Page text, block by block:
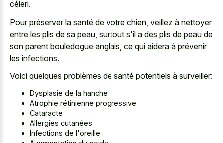
céleri.
Pour préserver la santé de votre chien, veillez à nettoyer
entre les plis de sa peau, surtout s'il a des plis de peau de
son parent bouledogue anglais, ce qui aidera à prévenir
les infections.
Voici quelques problèmes de santé potentiels à surveiller:
Dysplasie de la hanche
Atrophie rétinienne progressive
Cataracte
Allergies cutanées
Infections de l'oreille